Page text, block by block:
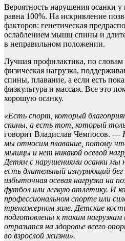
Вероятность нарушения осанки
равна 100%. На искривление
факторов: генетическая
ослаблением мышц спины и
в неправильном положении.
Лучшая профилактика, по словам
физическая нагрузка,
спины, плавание, а если есть
физкультура и массаж. Все это
хорошую осанку.
«Есть спорт, который
спины, а есть тот, который
говорит Владислав Чемпосов. —
мы относим плавание, потому
мышцы и нет никакой осевой
Детям с нарушениями осанки мы
есть длительный изнуряющий
избыточная осевая нагрузка на
футбол или легкую атлетику. И
профессиональном спорте или
тренажерном зале. Детские
подготовлены к таким нагрузкам
отразится на здоровье всего
во взрослой жизни».